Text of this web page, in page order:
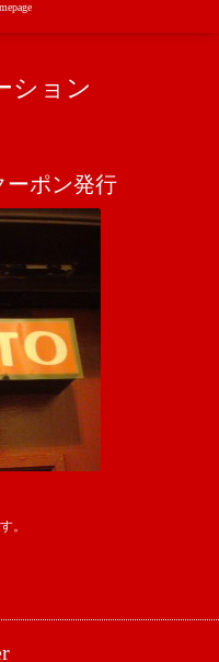
ション
ポン発行
。